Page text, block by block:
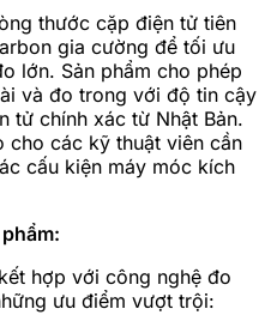
thước cặp điện tử tiên
gia cường để tối ưu
lớn. Sản phẩm cho phép
và đo trong với độ tin cậy
tử chính xác từ Nhật Bản.
cho các kỹ thuật viên cần
cấu kiện máy móc kích
hợp với công nghệ đo
ưu điểm vượt trội: